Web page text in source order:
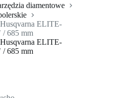
diamentowe
Husqvarna ELITE-
685 mm
Husqvarna ELITE-
685 mm